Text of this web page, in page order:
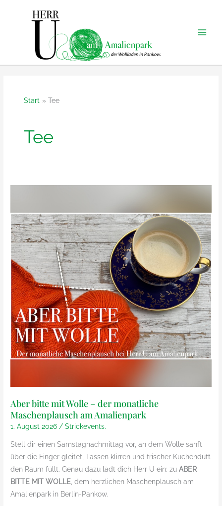
Start Tee
Tee
Aber bitte mit Wolle – der monatliche
Maschenplausch am Amalienpark
1. August 2026/Strickevents.
Stell dir einen Samstagnachmittag vor, an dem Wolle sanft
über die Finger gleitet, Tassen klirren und frischer Kuchenduft
den Raum füllt. Genau dazu lädt dich Herr U ein: zuABER
BITTE MIT WOLLE , dem herzlichen Maschenplausch am
Amalienpark in Berlin-Pankow.